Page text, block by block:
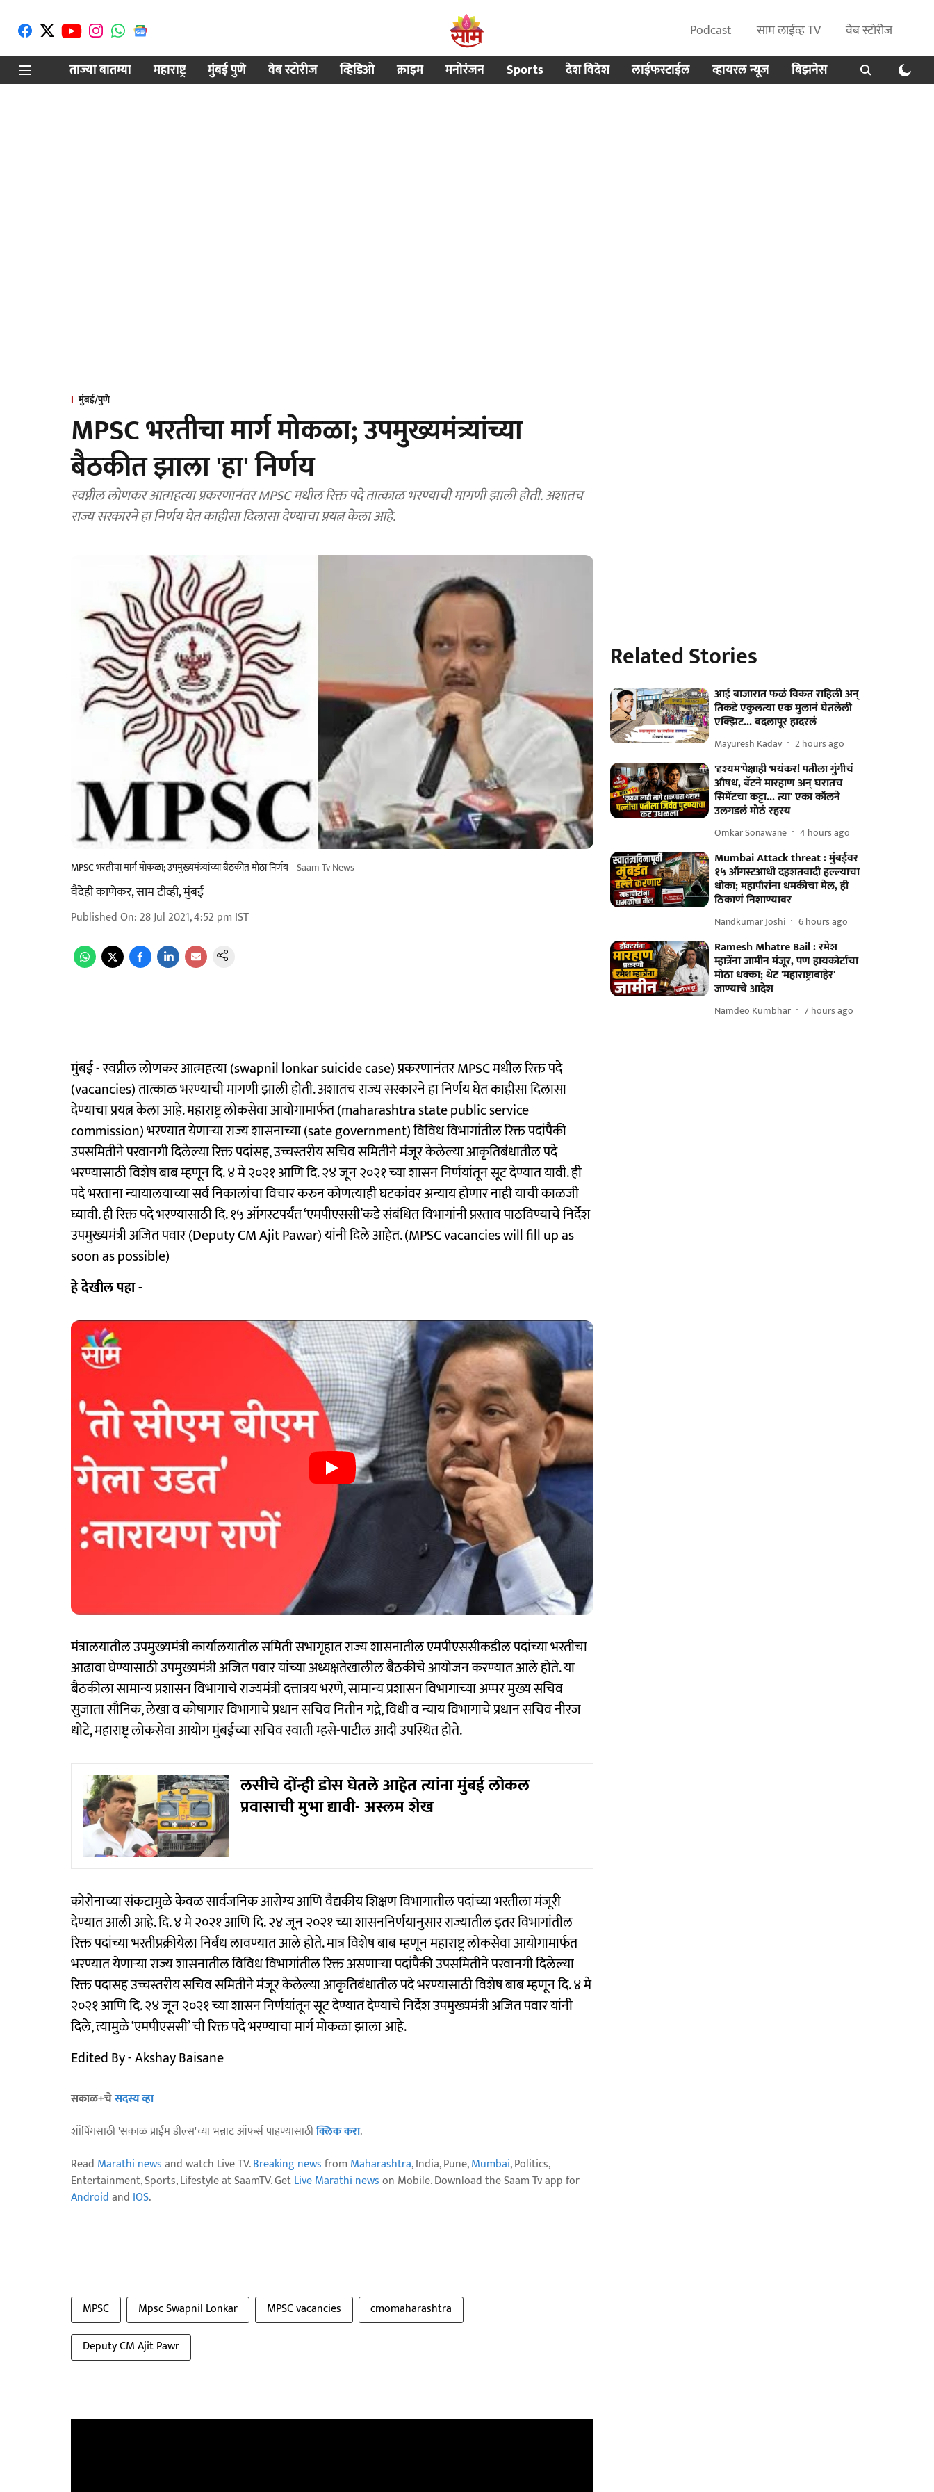
Podcast साम लाईव्ह TV
वेब स्टोरीज
ताज्या बातम्या
महाराष्ट्र मुंबई पुणे वेब स्टोरीज व्हिडिओ क्राइम मनोरंजन Sports देश विदेश लाईफस्टाईल व्हायरल न्यूज बिझनेस
मुंबई/पुणे
MPSC भरतीचा मार्ग मोकळा; उपमुख्यमंत्र्यांच्या
बैठकीत झाला 'हा' निर्णय
स्वप्नील लोणकर आत्महत्या प्रकरणानंतर MPSC मधील रिक्त पदे तात्काळ भरण्याची मागणी झाली होती. अशातच
राज्य सरकारने हा निर्णय घेत काहीसा दिलासा देण्याचा प्रयत्न केला आहे.
MPSC भरतीचा मार्ग मोकळा; उपमुख्यमंत्र्यांच्या बैठकीत मोठा निर्णय Saam Tv News
वैदेही काणेकर, साम टीव्ही, मुंबई
Published On: 28 Jul 2021, 4:52 pm IST
मुंबई - स्वप्नील लोणकर आत्महत्या (swapnil lonkar suicide case) प्रकरणानंतर MPSC मधील रिक्त पदे
(vacancies) तात्काळ भरण्याची मागणी झाली होती. अशातच राज्य सरकारने हा निर्णय घेत काहीसा दिलासा
देण्याचा प्रयत्न केला आहे. महाराष्ट्र लोकसेवा आयोगामार्फत (maharashtra state public service
commission) भरण्यात येणाऱ्या राज्य शासनाच्या (sate government) विविध विभागांतील रिक्त पदांपैकी
उपसमितीने परवानगी दिलेल्या रिक्त पदांसह, उच्चस्तरीय सचिव समितीने मंजूर केलेल्या आकृतिबंधातील पदे
भरण्यासाठी विशेष बाब म्हणून दि. ४ मे २०२१ आणि दि. २४ जून २०२१ च्या शासन निर्णयांतून सूट देण्यात यावी. ही
पदे भरताना न्यायालयाच्या सर्व निकालांचा विचार करुन कोणत्याही घटकांवर अन्याय होणार नाही याची काळजी
घ्यावी. ही रिक्त पदे भरण्यासाठी दि. १५ ऑगस्टपर्यंत ‘एमपीएससी’कडे संबंधित विभागांनी प्रस्ताव पाठविण्याचे निर्देश
उपमुख्यमंत्री अजित पवार (Deputy CM Ajit Pawar) यांनी दिले आहेत. (MPSC vacancies will fill up as
soon as possible)
हे देखील पहा -
मंत्रालयातील उपमुख्यमंत्री कार्यालयातील समिती सभागृहात राज्य शासनातील एमपीएससीकडील पदांच्या भरतीचा
आढावा घेण्यासाठी उपमुख्यमंत्री अजित पवार यांच्या अध्यक्षतेखालील बैठकीचे आयोजन करण्यात आले होते. या
बैठकीला सामान्य प्रशासन विभागाचे राज्यमंत्री दत्तात्रय भरणे, सामान्य प्रशासन विभागाच्या अप्पर मुख्य सचिव
सुजाता सौनिक, लेखा व कोषागार विभागाचे प्रधान सचिव नितीन गद्रे, विधी व न्याय विभागाचे प्रधान सचिव नीरज
धोटे, महाराष्ट्र लोकसेवा आयोग मुंबईच्या सचिव स्वाती म्हसे-पाटील आदी उपस्थित होते.
लसीचे दोंन्ही डोस घेतले आहेत त्यांना मुंबई लोकल
प्रवासाची मुभा द्यावी- अस्लम शेख
कोरोनाच्या संकटामुळे केवळ सार्वजनिक आरोग्य आणि वैद्यकीय शिक्षण विभागातील पदांच्या भरतीला मंजूरी
देण्यात आली आहे. दि. ४ मे २०२१ आणि दि. २४ जून २०२१ च्या शासननिर्णयानुसार राज्यातील इतर विभागांतील
रिक्त पदांच्या भरतीप्रक्रीयेला निर्बंध लावण्यात आले होते. मात्र विशेष बाब म्हणून महाराष्ट्र लोकसेवा आयोगामार्फत
भरण्यात येणाऱ्या राज्य शासनातील विविध विभागांतील रिक्त असणाऱ्या पदांपैकी उपसमितीने परवानगी दिलेल्या
रिक्त पदासह उच्चस्तरीय सचिव समितीने मंजूर केलेल्या आकृतिबंधातील पदे भरण्यासाठी विशेष बाब म्हणून दि. ४ मे
२०२१ आणि दि. २४ जून २०२१ च्या शासन निर्णयांतून सूट देण्यात देण्याचे निर्देश उपमुख्यमंत्री अजित पवार यांनी
दिले, त्यामुळे ‘एमपीएससी’ ची रिक्त पदे भरण्याचा मार्ग मोकळा झाला आहे.
Edited By - Akshay Baisane
सकाळ+चेसदस्य व्हा
शॉपिंगसाठी 'सकाळ प्राईम डील्स'च्या भन्नाट ऑफर्स पाहण्यासाठीक्लिक करा.
Read Marathi newsand watch Live TV.Breaking newsfrom Maharashtra, India, Pune,Mumbai, Politics,
Entertainment, Sports, Lifestyle at SaamTV. GetLive Marathi newson Mobile. Download the Saam Tv app for
Androidand IOS.
MPSC Mpsc Swapnil Lonkar MPSC vacancies
cmomaharashtra
Deputy CM Ajit Pawr
Related Stories
आई बाजारात फळं विकत राहिली अन्
तिकडे एकुलत्या एक मुलानं घेतलेली
एक्झिट... बदलापूर हादरलं
Mayuresh Kadav 2 hours ago
'दृश्यम'पेक्षाही भयंकर! पतीला गुंगीचं
औषध, बॅटने मारहाण अन् घरातच
सिमेंटचा कट्टा... त्या' एका कॉलने
उलगडलं मोठं रहस्य
Omkar Sonawane 4 hours ago
Mumbai Attack threat : मुंबईवर
१५ ऑगस्टआधी दहशतवादी हल्ल्याचा
धोका; महापौरांना धमकीचा मेल, ही
ठिकाणं निशाण्यावर
Nandkumar Joshi 6 hours ago
Ramesh Mhatre Bail : रमेश
म्हात्रेंना जामीन मंजूर, पण हायकोर्टाचा
मोठा धक्का; थेट 'महाराष्ट्राबाहेर'
जाण्याचे आदेश
Namdeo Kumbhar 7 hours ago